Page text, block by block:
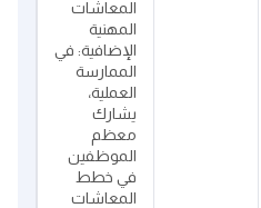
المعاشات
المهنية
الإضافية: في
الممارسة
العملية،
يشارك
معظم
الموظفين
في خطط
المعاشات